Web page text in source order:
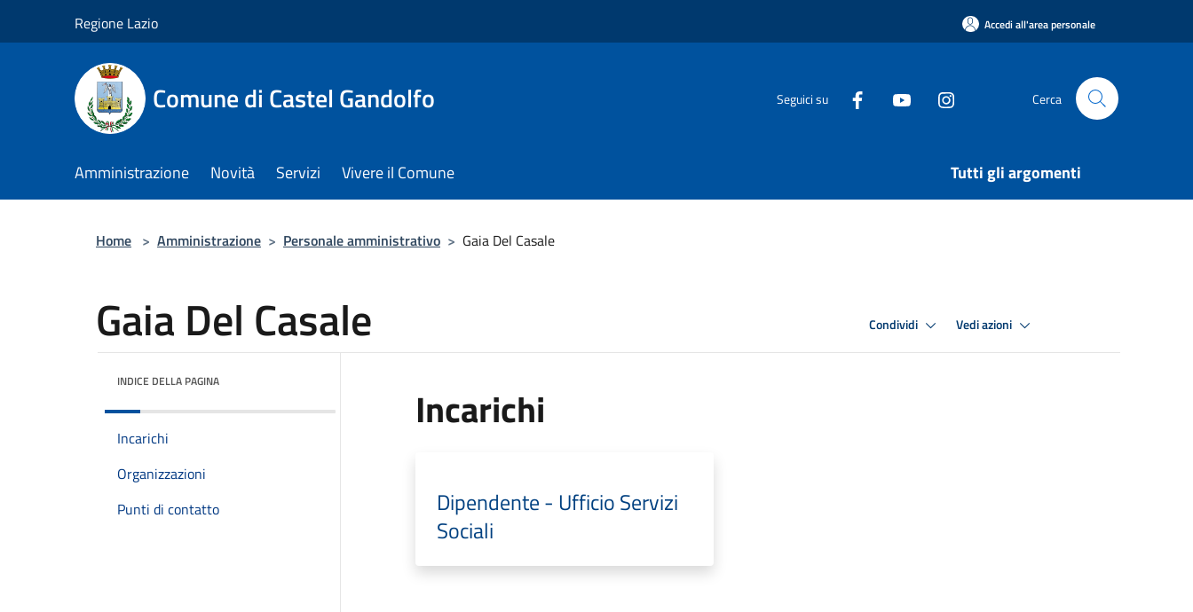
Regione Lazio Accedi all'area personale
Comune di Castel Gandolfo Seguici su Cerca
Amministrazione Novità Servizi Vivere il Comune Tutti gli argomenti
Home > Amministrazione > Personale amministrativo > Gaia Del Casale
Gaia Del Casale Condividi Vedi azioni
INDICE DELLA PAGINA
Incarichi
Organizzazioni
Punti di contatto
Incarichi
Dipendente - Ufficio Servizi
Sociali